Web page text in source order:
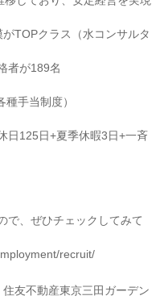
TOPクラス（水コンサルタ
者が189名
手当制度）
日125日+夏季休暇3日+一斉
で、ぜひチェックしてみて
recruit/
友不動産東京三田ガーデン